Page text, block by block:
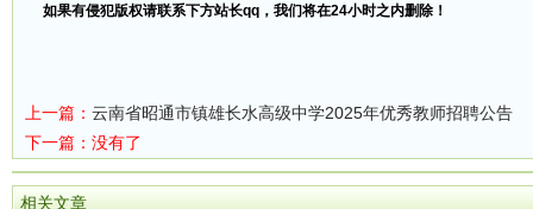
如果有侵犯版权请联系下方站长qq，我们将在24小时之内删除！
上一篇： 云南省昭通市镇雄长水高级中学2025年优秀教师招聘公告
下一篇：没有了
相关文章